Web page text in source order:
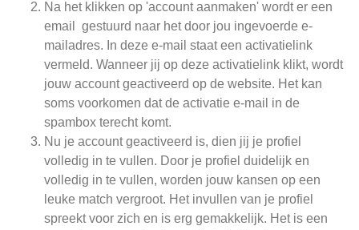
Na het klikken op 'account aanmaken' wordt er een
email gestuurd naar het door jou ingevoerde e-
mailadres. In deze e-mail staat een activatielink
vermeld. Wanneer jij op deze activatielink klikt, wordt
jouw account geactiveerd op de website. Het kan
soms voorkomen dat de activatie e-mail in de
spambox terecht komt.
Nu je account geactiveerd is, dien jij je profiel
volledig in te vullen. Door je profiel duidelijk en
volledig in te vullen, worden jouw kansen op een
leuke match vergroot. Het invullen van je profiel
spreekt voor zich en is erg gemakkelijk. Het is een